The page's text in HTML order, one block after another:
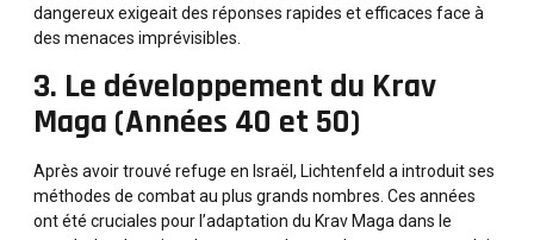
dangereux exigeait des réponses rapides et efficaces face à
des menaces imprévisibles.
3. Le développement du Krav
Maga (Années 40 et 50)
Après avoir trouvé refuge en Israël, Lichtenfeld a introduit ses
méthodes de combat au plus grands nombres. Ces années
ont été cruciales pour l’adaptation du Krav Maga dans le